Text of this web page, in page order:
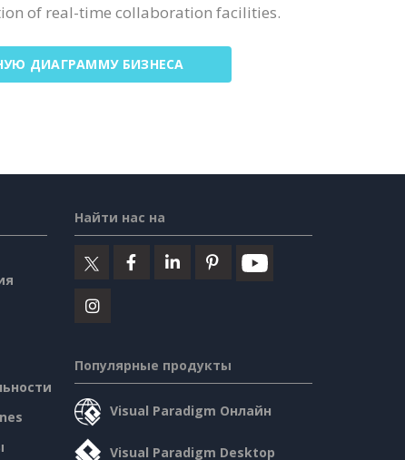
of real-time collaboration facilities.
ДИАГРАММУ БИЗНЕСА
Найти нас на
Популярные продукты
Visual Paradigm Онлайн
Visual Paradigm Desktop